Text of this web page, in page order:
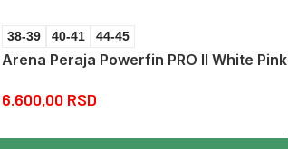
38-39 40-41 44-45
Arena Peraja Powerfin PRO II White Pink
6.600,00 RSD